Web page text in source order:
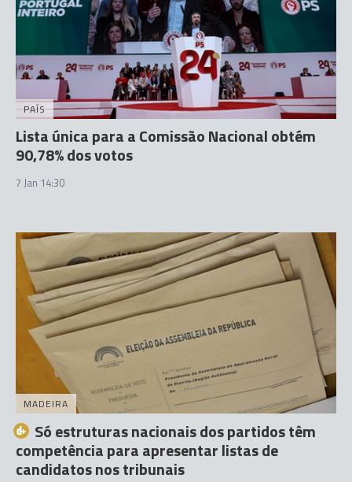
PAÍS
Lista única para a Comissão Nacional obtém
90,78% dos votos
7 Jan 14:30
MADEIRA
Só estruturas nacionais dos partidos têm
competência para apresentar listas de
candidatos nos tribunais